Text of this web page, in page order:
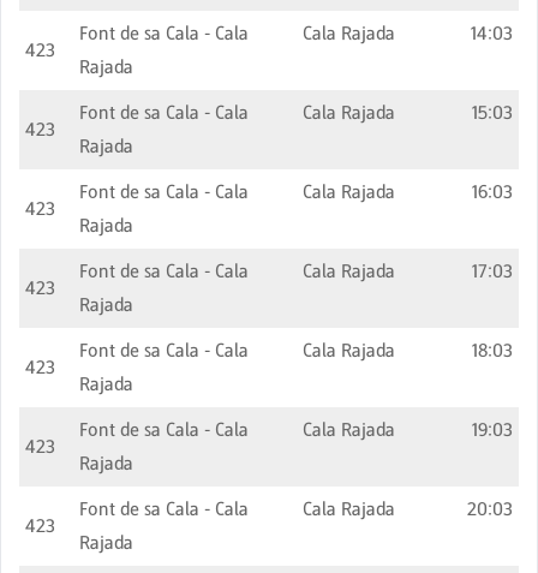
423
Font de sa Cala - Cala
Rajada
Cala Rajada 14:03
423
Font de sa Cala - Cala
Rajada
Cala Rajada 15:03
423
Font de sa Cala - Cala
Rajada
Cala Rajada 16:03
423
Font de sa Cala - Cala
Rajada
Cala Rajada 17:03
423
Font de sa Cala - Cala
Rajada
Cala Rajada 18:03
423
Font de sa Cala - Cala
Rajada
Cala Rajada 19:03
423
Font de sa Cala - Cala
Rajada
Cala Rajada 20:03